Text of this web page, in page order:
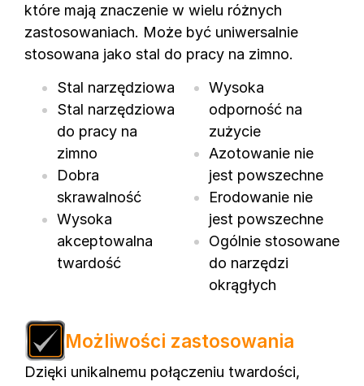
które mają znaczenie w wielu różnych
zastosowaniach. Może być uniwersalnie
stosowana jako stal do pracy na zimno.
Stal narzędziowa
Stal narzędziowa
do pracy na
zimno
Dobra
skrawalność
Wysoka
akceptowalna
twardość
Wysoka
odporność na
zużycie
Azotowanie nie
jest powszechne
Erodowanie nie
jest powszechne
Ogólnie stosowane
do narzędzi
okrągłych
Możliwości zastosowania
Dzięki unikalnemu połączeniu twardości,